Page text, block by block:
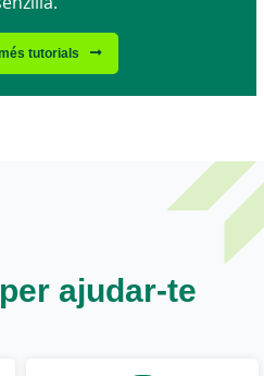
tutorials
ajudar-te